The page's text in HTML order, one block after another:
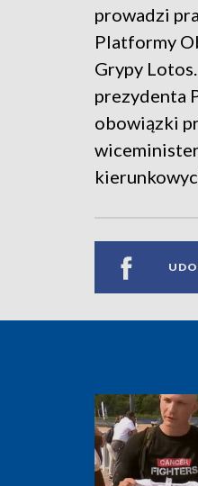
prowadzi
Platformy
Grypy
prezydenta
obowiązki